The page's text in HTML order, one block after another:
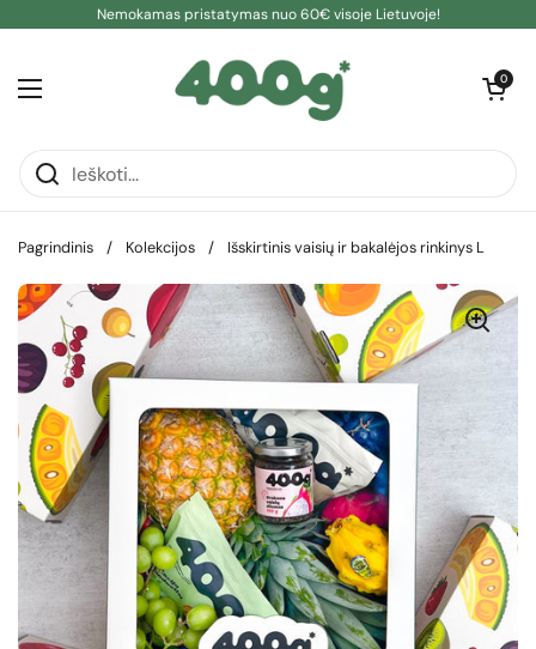
Pereiti prie turinioNemokamas pristatymas nuo 60€ visoje Lietuvoje!
Atidaryti meniu
Atidaryti
0
Pagrindinis / Kolekcijos / Išskirtinis vaisių ir bakalėjos rinkinys L